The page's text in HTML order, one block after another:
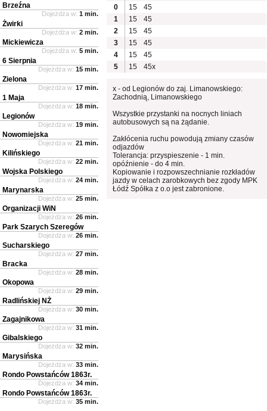
0
15
45
1
15
45
2
15
45
3
15
45
4
15
45
5
15 45x
x - od Legionów do zaj. Limanowskiego:
Zachodnią, Limanowskiego
Wszystkie przystanki na nocnych liniach
autobusowych są na żądanie.
Zakłócenia ruchu powodują zmiany czasów
odjazdów
Tolerancja: przyspieszenie - 1 min.
opóźnienie - do 4 min.
Kopiowanie i rozpowszechnianie rozkładów
jazdy w celach zarobkowych bez zgody MPK
Łódź Spółka z o.o jest zabronione.
Brzeźna
Dojeżdża w: 1 min.
Żwirki
Dojeżdża w: 2 min.
Mickiewicza
Dojeżdża w: 5 min.
6 Sierpnia
Dojeżdża w: 15 min.
Zielona
Dojeżdża w: 17 min.
1 Maja
Dojeżdża w: 18 min.
Legionów
Dojeżdża w: 19 min.
Nowomiejska
Dojeżdża w: 21 min.
Kilińskiego
Dojeżdża w: 22 min.
Wojska Polskiego
Dojeżdża w: 24 min.
Marynarska
Dojeżdża w: 25 min.
Organizacji WiN
Dojeżdża w: 26 min.
Park Szarych Szeregów
Dojeżdża w: 26 min.
Sucharskiego
Dojeżdża w: 27 min.
Bracka
Dojeżdża w: 28 min.
Okopowa
Dojeżdża w: 29 min.
Radlińskiej NŻ
Dojeżdża w: 30 min.
Zagajnikowa
Dojeżdża w: 31 min.
Gibalskiego
Dojeżdża w: 32 min.
Marysińska
Dojeżdża w: 33 min.
Rondo Powstańców 1863r.
Dojeżdża w: 34 min.
Rondo Powstańców 1863r.
Dojeżdża w: 35 min.